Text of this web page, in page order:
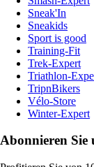
Sneak'In
Sneakids
Sport is good
Training-Fit
Trek-Expert
Triathlon-
TripnBikers
Vélo-Store
Winter-Expert
Abonnieren Sie